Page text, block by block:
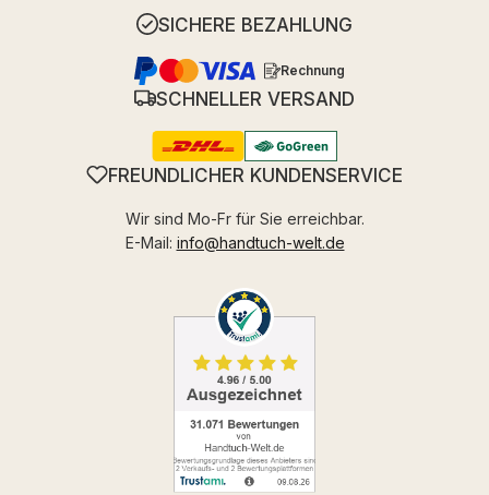
SICHERE BEZAHLUNG
Rechnung
SCHNELLER VERSAND
FREUNDLICHER KUNDENSERVICE
Wir sind Mo-Fr für Sie erreichbar.
E-Mail: info@handtuch-welt.de